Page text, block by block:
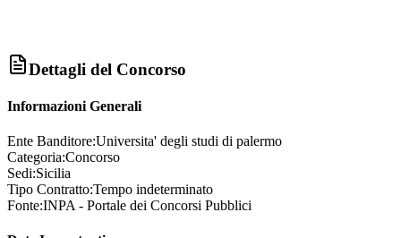
Dettagli del Concorso
Informazioni Generali
Ente Banditore:Universita' degli studi di palermo
Categoria:Concorso
Sedi:Sicilia
Tipo Contratto:Tempo indeterminato
Fonte:INPA - Portale dei Concorsi Pubblici